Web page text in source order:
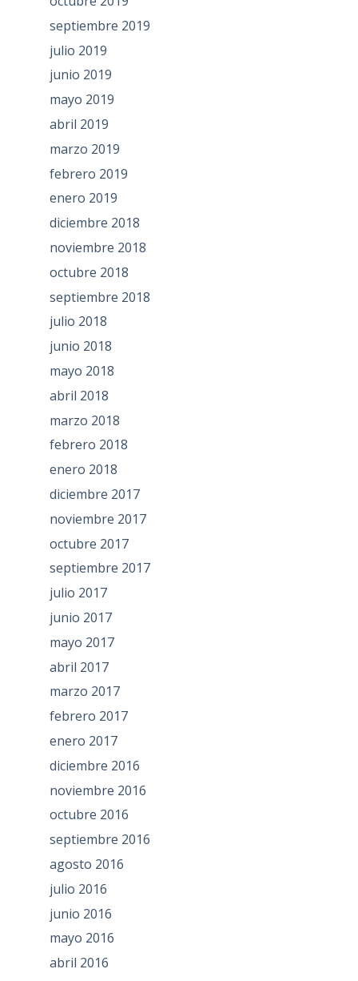
septiembre 2019
julio 2019
junio 2019
mayo 2019
abril 2019
marzo 2019
febrero 2019
enero 2019
diciembre 2018
noviembre 2018
octubre 2018
septiembre 2018
julio 2018
junio 2018
mayo 2018
abril 2018
marzo 2018
febrero 2018
enero 2018
diciembre 2017
noviembre 2017
octubre 2017
septiembre 2017
julio 2017
junio 2017
mayo 2017
abril 2017
marzo 2017
febrero 2017
enero 2017
diciembre 2016
noviembre 2016
octubre 2016
septiembre 2016
agosto 2016
julio 2016
junio 2016
mayo 2016
abril 2016